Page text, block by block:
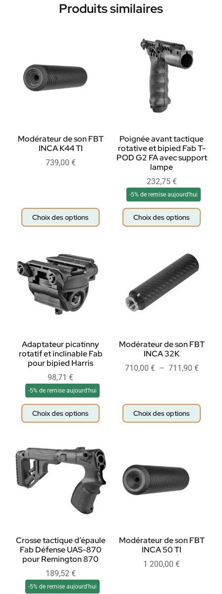
Produits similaires
Modérateur de son FBT
INCA K44 TI
739,00 €
Choix des options
Poignée avant tactique
rotative et bipied Fab T-
POD G2 FA avec support
lampe
232,75 €
-5% de remise aujourd'hui
Choix des options
Adaptateur picatinny
rotatif et inclinable Fab
pour bipied Harris
98,71 €
-5% de remise aujourd'hui
Choix des options
Modérateur de son FBT
INCA 32K
710,00 € – 711,90 €
Choix des options
Crosse tactique d’épaule
Fab Défense UAS-870
pour Remington 870
189,52 €
-5% de remise aujourd'hui
Modérateur de son FBT
INCA 50 TI
1 200,00 €